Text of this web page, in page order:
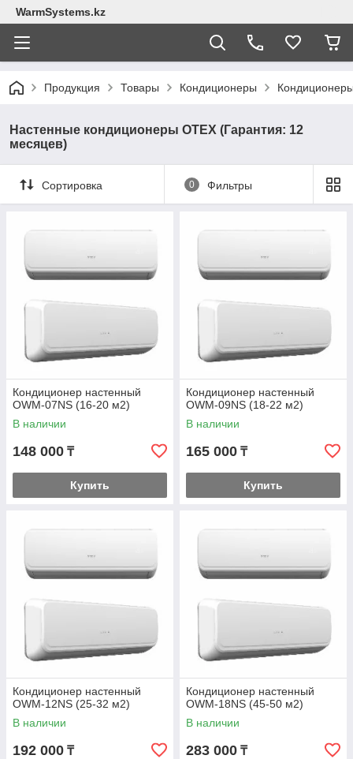
WarmSystems.kz
Продукция Товары Кондиционеры
Настенные кондиционеры ОТЕХ (Гарантия: 12
месяцев)
Сортировка 0 Фильтры
Кондиционер настенный
OWM-07NS (16-20 м2)
В наличии
148 000 ₸
Купить
Кондиционер настенный
OWM-09NS (18-22 м2)
В наличии
165 000 ₸
Купить
Кондиционер настенный
OWM-12NS (25-32 м2)
В наличии
192 000 ₸
Кондиционер настенный
OWM-18NS (45-50 м2)
В наличии
283 000 ₸